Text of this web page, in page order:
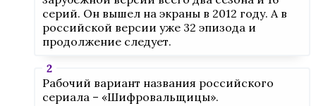
серий. Он вышел на экраны в 2012 году. А в
российской версии уже 32 эпизода и
продолжение следует.
Рабочий вариант названия российского
сериала – «Шифровальщицы».